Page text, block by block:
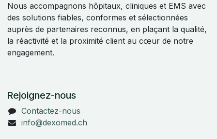
Nous accompagnons hôpitaux, cliniques et EMS avec
des solutions fiables, conformes et sélectionnées
auprès de partenaires reconnus, en plaçant la qualité,
la réactivité et la proximité client au cœur de notre
engagement.
Rejoignez-nous
Contactez-nous
info@dexomed.ch